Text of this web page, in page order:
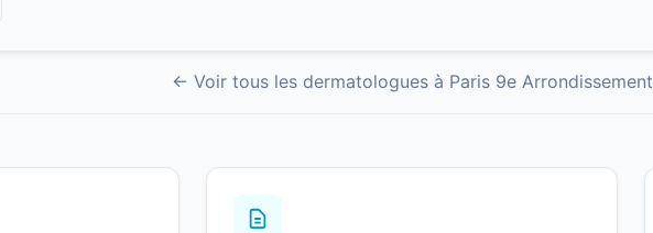
← Voir tous les dermatologues à Paris 9e Arrondissement